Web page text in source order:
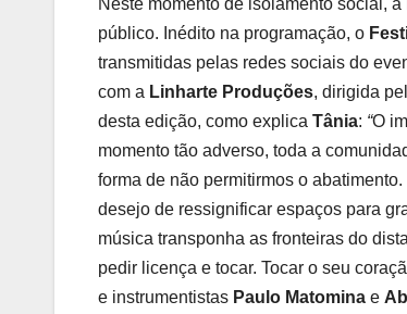
Neste momento de isolamento social,
público. Inédito na programação, o
transmitidas pelas redes sociais do
com a Linharte Produções, dirigida
desta edição, como explica Tânia: “O
momento tão adverso, toda a
forma de não permitirmos o
desejo de ressignificar espaços para
música transponha as fronteiras do
pedir licença e tocar. Tocar o seu
e instrumentistas Paulo Matomina e